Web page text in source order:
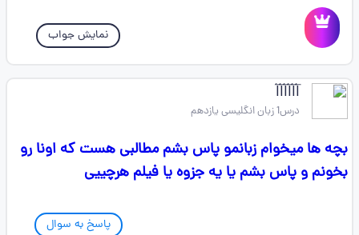
نمایش جواب
l⃐l⃐l⃐l⃐l⃐l⃐
درس1 زبان انگلیسی یازدهم
بچه ها میخوام زبانمو پاس بشم مطالبی هست که اونا رو
بخونم و پاس بشم یا یه جزوه یا فیلم هرچییی
پاسخ به سوال